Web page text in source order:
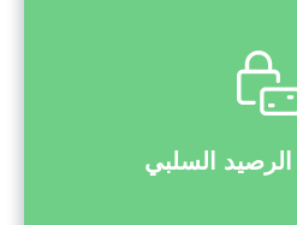
السلبي